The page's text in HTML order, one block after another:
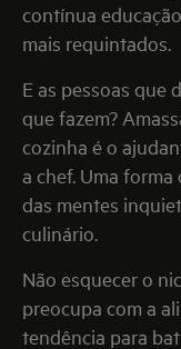
contínua
mais requintados.
E as pessoas que
que fazem?
cozinha é o
a chef. Uma
das mentes
culinário.
Não esquecer o
preocupa com a
tendência para